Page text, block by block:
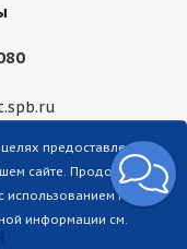
предоставления
сайте. Продолжая
использованием нами
информации см.